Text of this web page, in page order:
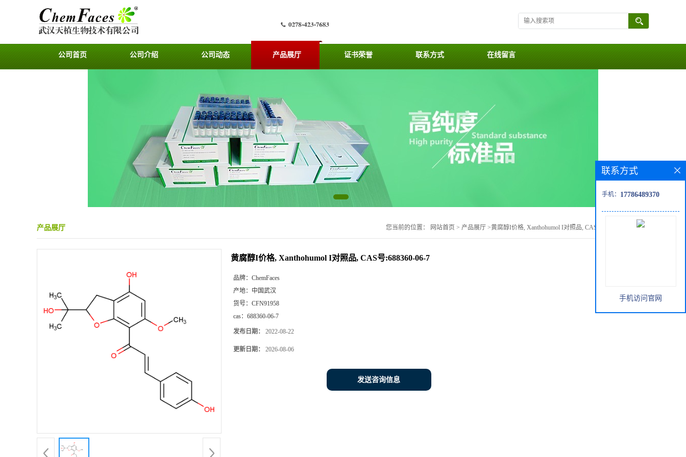
公司首页 公司介绍 公司动态 产品展厅 证书荣誉 联系方式 在线留言
产品展厅 您当前的位置： 网站首页 > 产品展厅 >黄腐醇I价格, Xanthohumol I对照品, CAS号:688360-06-7
黄腐醇I价格, Xanthohumol I对照品, CAS号:688360-06-7
品牌： ChemFaces
产地： 中国武汉
货号： CFN91958
cas： 688360-06-7
发布日期： 2022-08-22
更新日期： 2026-08-06
发送咨询信息
联系方式
手机： 17786489370
手机访问官网